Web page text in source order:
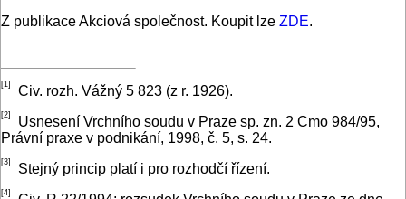
Z publikace Akciová společnost. Koupit lze ZDE.
[1] Civ. rozh. Vážný 5 823 (z r. 1926).
[2]
Usnesení Vrchního soudu v Praze sp. zn. 2 Cmo 984/95,
Právní praxe v podnikání, 1998, č. 5, s. 24.
[3] Stejný princip platí i pro rozhodčí řízení.
[4]